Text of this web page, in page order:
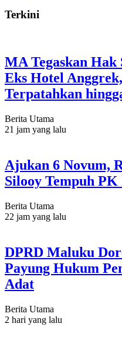
Terkini
MA Tegaskan
Eks Hotel
Terpatahkan
Berita Utama
21 jam yang lalu
Ajukan 6 Novum,
Silooy Tempuh
Berita Utama
22 jam yang lalu
DPRD Maluku
Payung Hukum
Adat
Berita Utama
2 hari yang lalu